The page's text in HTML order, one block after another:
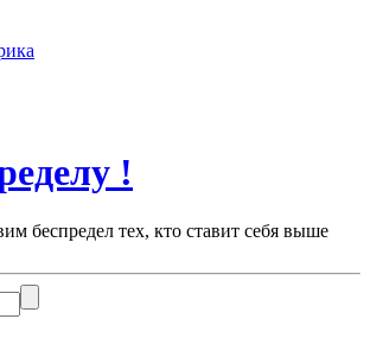
!
беспредел тех, кто ставит себя выше